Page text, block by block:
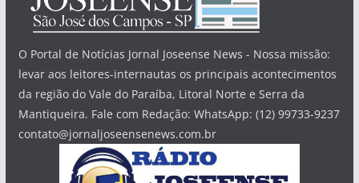
O Portal de Notícias Jornal Joseense News - Nossa missão:
levar aos leitores-internautas os principais acontecimentos
da região do Vale do Paraíba, Litoral Norte e Serra da
Mantiqueira. Fale com Redação: WhatsApp: (12) 99733-9237
contato@jornaljoseensenews.com.br